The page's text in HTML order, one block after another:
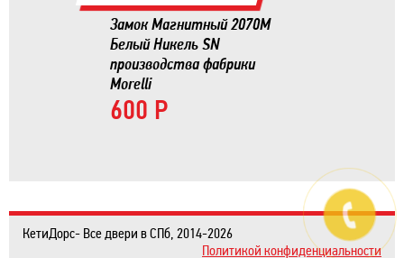
Замок Магнитный 2070М
Белый Никель SN
производства фабрики
Morelli
600 Р
КетиДорс- Все двери в СПб, 2014-2026
Политикой конфиденциальности